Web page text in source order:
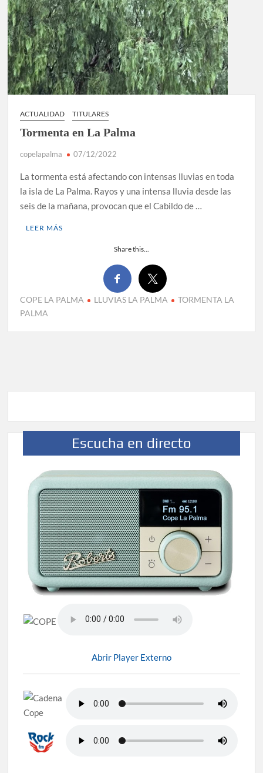
ACTUALIDAD TITULARES
Tormenta en La Palma
copelapalma 07/12/2022
La tormenta está afectando con intensas lluvias en toda
la isla de La Palma. Rayos y una intensa lluvia desde las
seis de la mañana, provocan que el Cabildo de …
LEER MÁS
Share this...
COPE LA PALMA LLUVIAS LA PALMA
TORMENTA LA
PALMA
Escucha en directo
Abrir Player Externo